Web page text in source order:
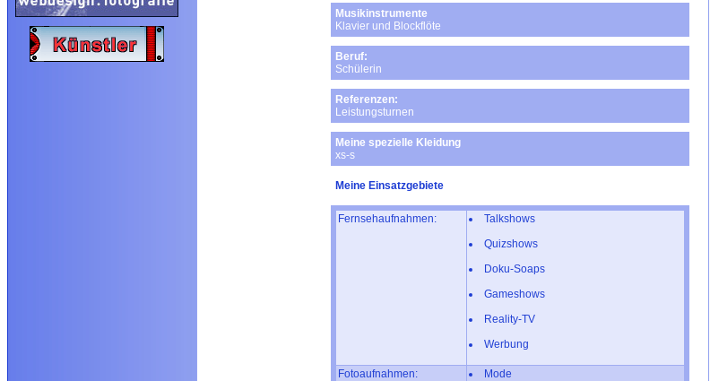
Musikinstrumente
Klavier und Blockflöte
Beruf:
Schülerin
Referenzen:
Leistungsturnen
Meine spezielle Kleidung
xs-s
Meine Einsatzgebiete
Fernsehaufnahmen:
Talkshows
Quizshows
Doku-Soaps
Gameshows
Reality-TV
Werbung
Fotoaufnahmen:
Mode